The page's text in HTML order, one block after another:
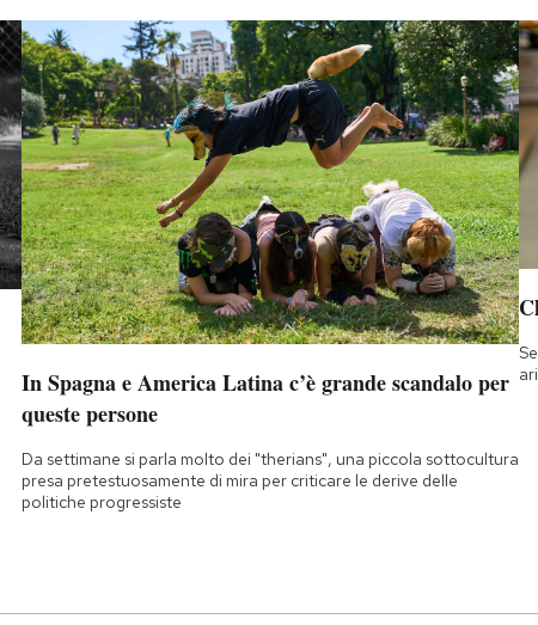
In Spagna e America Latina c’è grande scandalo per
queste persone
Da settimane si parla molto dei "therians", una piccola sottocultura
presa pretestuosamente di mira per criticare le derive delle
politiche progressiste